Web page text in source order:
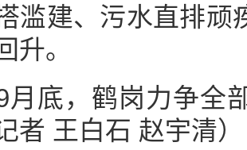
滥建、污水直排顽
升。
，鹤岗力争全部
者 王白石 赵宇清）